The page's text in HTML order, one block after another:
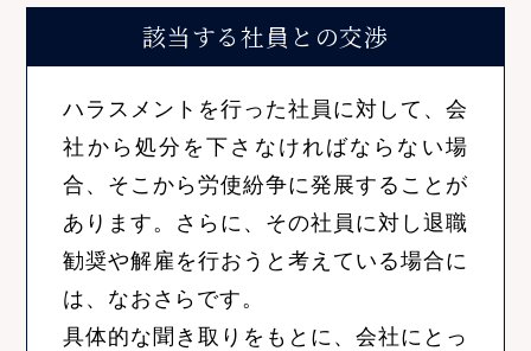
該当する社員との交渉
ハラスメントを行った社員に対して、会
社から処分を下さなければならない場
合、そこから労使紛争に発展することが
あります。さらに、その社員に対し退職
勧奨や解雇を行おうと考えている場合に
は、なおさらです。
具体的な聞き取りをもとに、会社にとっ